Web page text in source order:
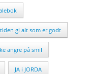
gi alt som er godt
angre på smil
JA i JORDA